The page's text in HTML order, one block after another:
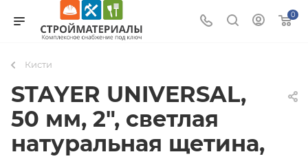
0
Кисти
STAYER UNIVERSAL,
50 мм, 2″, светлая
натуральная щетина,